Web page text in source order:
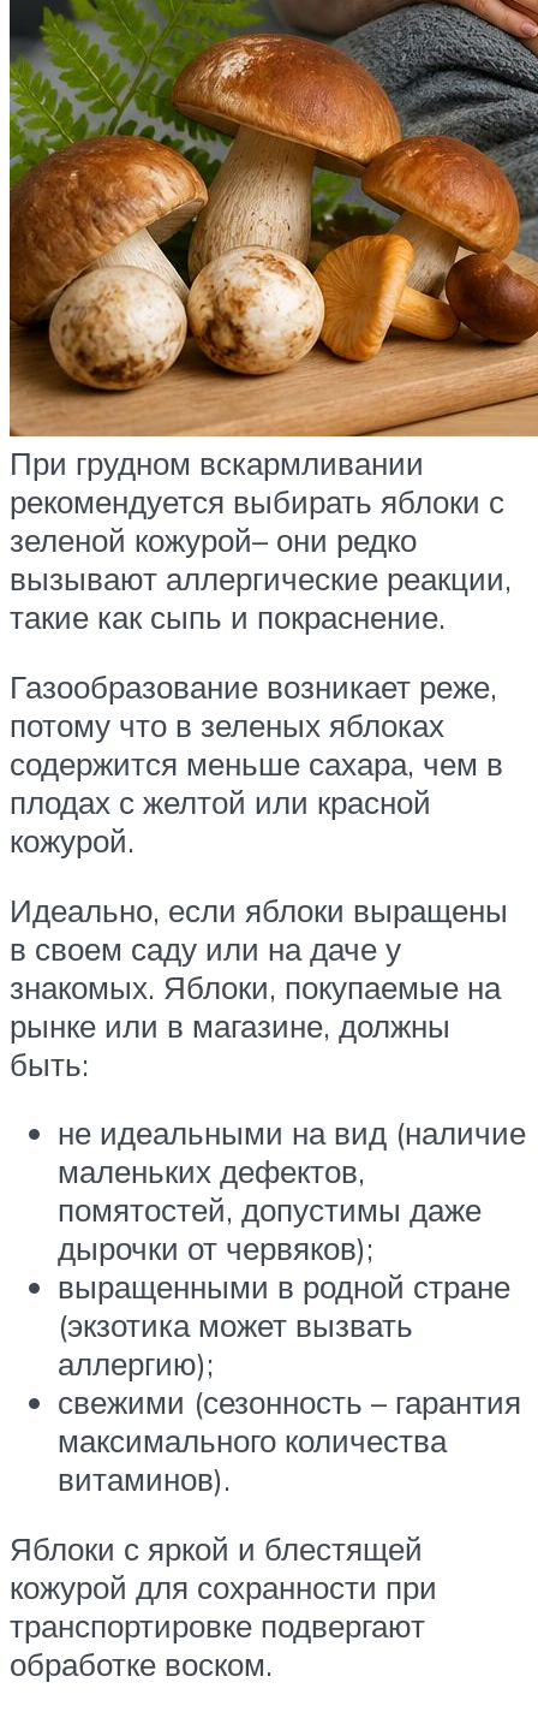
При грудном вскармливании
рекомендуется выбирать яблоки с
зеленой кожурой– они редко
вызывают аллергические реакции,
такие как сыпь и покраснение.
Газообразование возникает реже,
потому что в зеленых яблоках
содержится меньше сахара, чем в
плодах с желтой или красной
кожурой.
Идеально, если яблоки выращены
в своем саду или на даче у
знакомых. Яблоки, покупаемые на
рынке или в магазине, должны
быть:
не идеальными на вид (наличие
маленьких дефектов,
помятостей, допустимы даже
дырочки от червяков);
выращенными в родной стране
(экзотика может вызвать
аллергию);
свежими (сезонность – гарантия
максимального количества
витаминов).
Яблоки с яркой и блестящей
кожурой для сохранности при
транспортировке подвергают
обработке воском.